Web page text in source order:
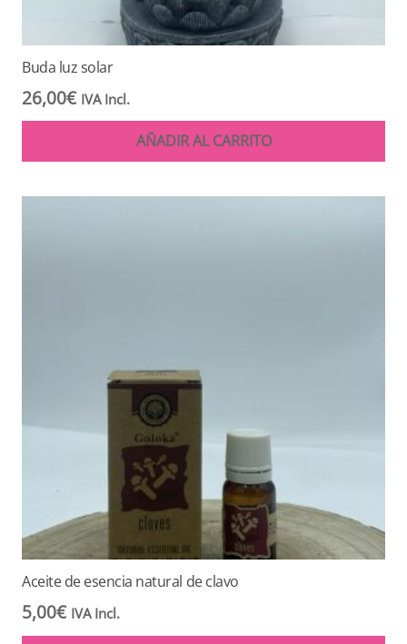
Buda luz solar
26,00€ IVA Incl.
AÑADIR AL CARRITO
Aceite de esencia natural de clavo
5,00€ IVA Incl.